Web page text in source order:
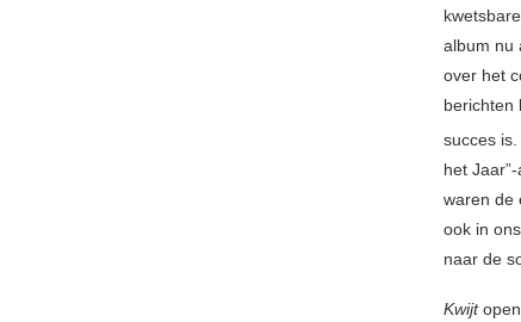
album nu
over het
berichten
succes
het
waren de
ook in
naar de
Kwijt